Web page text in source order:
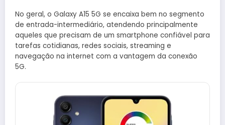
No geral, o Galaxy A15 5G se encaixa bem no segmento
de entrada-intermediário, atendendo principalmente
aqueles que precisam de um smartphone confiável para
tarefas cotidianas, redes sociais, streaming e
navegação na internet com a vantagem da conexão
5G.